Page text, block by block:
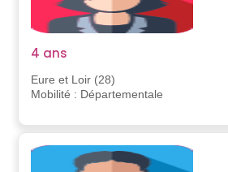
4 ans
Eure et Loir (28)
Mobilité : Départementale